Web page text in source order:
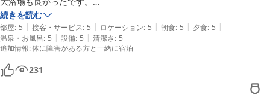
しております。
ラビスタ草津ヒルズ　フロント　堂坂
ラビスタ草津ヒルズ（共立リゾート）
2026-07-18
恋人にも喜んでもらえ素敵な1日が過ごせるのでおすすめです。
また記念日には利用させていただきたいと思います。
ありがとうございました。
続きを読む
部屋: 5 | 接客・サービス: 5 | ロケーション: 5 | 朝食: 5 | 夕食: 5 |
温泉・お風呂: 5 | 設備: 5 | 清潔さ: 5
追加情報:体に障害がある方と一緒に宿泊
231